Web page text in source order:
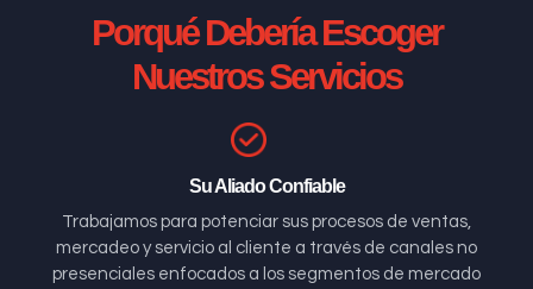
Porqué Debería Escoger
Nuestros Servicios
Su Aliado Confiable
Trabajamos para potenciar sus procesos de ventas,
mercadeo y servicio al cliente a través de canales no
presenciales enfocados a los segmentos de mercado